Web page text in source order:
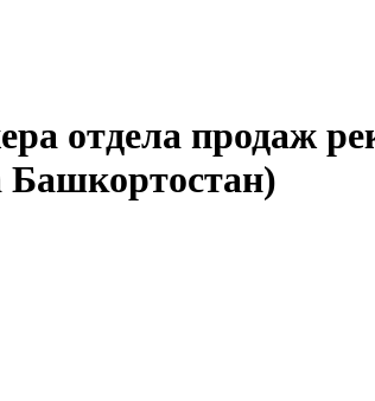
отдела продаж
Башкортостан)